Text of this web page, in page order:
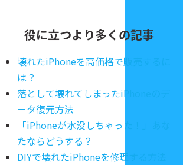
役に立つより多くの記事
壊れたiPhoneを高価格で販売するに
は？
落として壊れてしまったiPhoneのデ
ータ復元方法
「iPhoneが水没しちゃった！」あな
たならどうする？
DIYで壊れたiPhoneを修理する方法